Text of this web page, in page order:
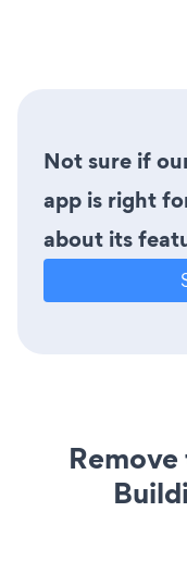
Not sure if
app is right
about its